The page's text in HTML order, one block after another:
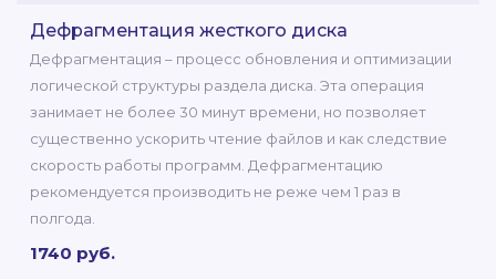
Дефрагментация жесткого диска
Дефрагментация – процесс обновления и оптимизации
логической структуры раздела диска. Эта операция
занимает не более 30 минут времени, но позволяет
существенно ускорить чтение файлов и как следствие
скорость работы программ. Дефрагментацию
рекомендуется производить не реже чем 1 раз в
полгода.
1740 руб.